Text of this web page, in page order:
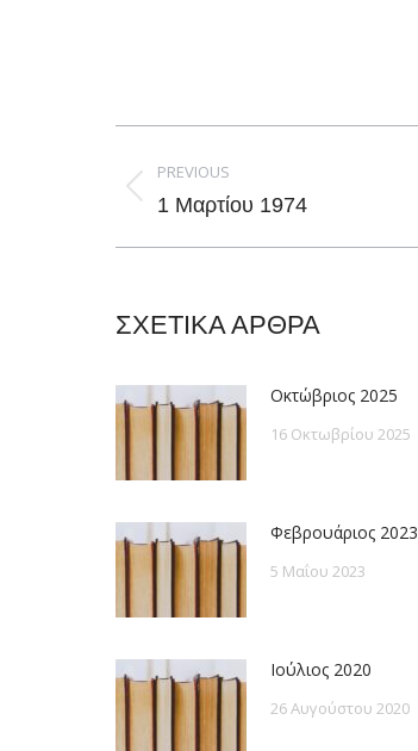
navigation
PREVIOUS
Previous
1 Μαρτίου 1974
ΣΧΕΤΙΚΑ ΑΡΘΡΑ
Οκτώβριος 2025
16 Οκτωβρίου 2025
Φεβρουάριος 2023
5 Μαΐου 2023
Ιούλιος 2020
26 Αυγούστου 2020